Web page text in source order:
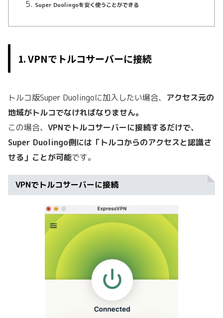
Super Duolingoを安く使うことができる
1. VPNでトルコサーバーに接続
トルコ版Super Duolingoに加入したい場合、 アクセス元の
地域がトルコでなければなりません。
この場合、 VPNでトルコサーバーに接続するだけで、
Super Duolingo側には「トルコからのアクセスと認識さ
せる」ことが可能です。
VPNでトルコサーバーに接続